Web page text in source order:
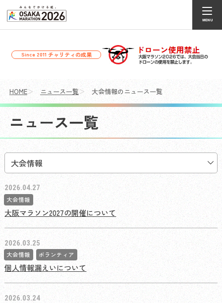
Since 2011 チャリティの成果
HOME ニュース一覧 大会情報のニュース一覧
ニュース一覧
2026.04.27
大会情報
大阪マラソン2027の開催について
2026.03.25
大会情報 ボランティア
個人情報漏えいについて
2026.03.24